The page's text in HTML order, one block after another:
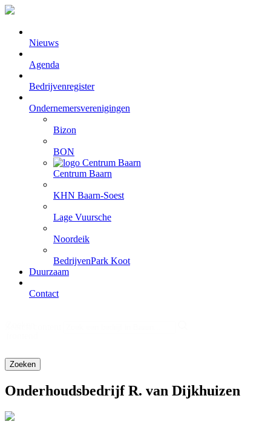
Nieuws
Agenda
Bedrijvenregister
Ondernemersverenigingen
Bizon
BON
Centrum Baarn
KHN Baarn-Soest
Lage Vuursche
Noordeik
BedrijvenPark Koot
Duurzaam
Contact
Onderhoudsbedrijf R. van Dijkhuizen